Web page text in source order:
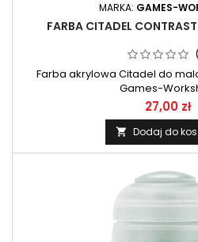
MARKA: GAMES-
FARBA CITADEL
Farba akrylowa Citadel do
Games-
27,00 zł
 Dodaj do